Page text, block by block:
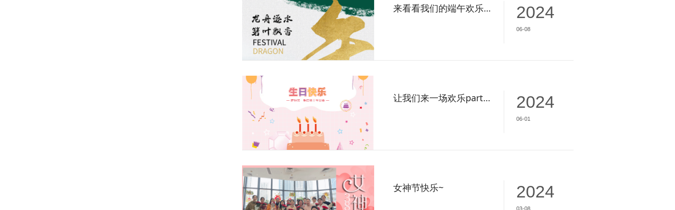
2024
06-08
来看看我们的端午欢乐时刻吧！
2024
06-01
让我们来一场欢乐party吧！
2024
03-08
女神节快乐~